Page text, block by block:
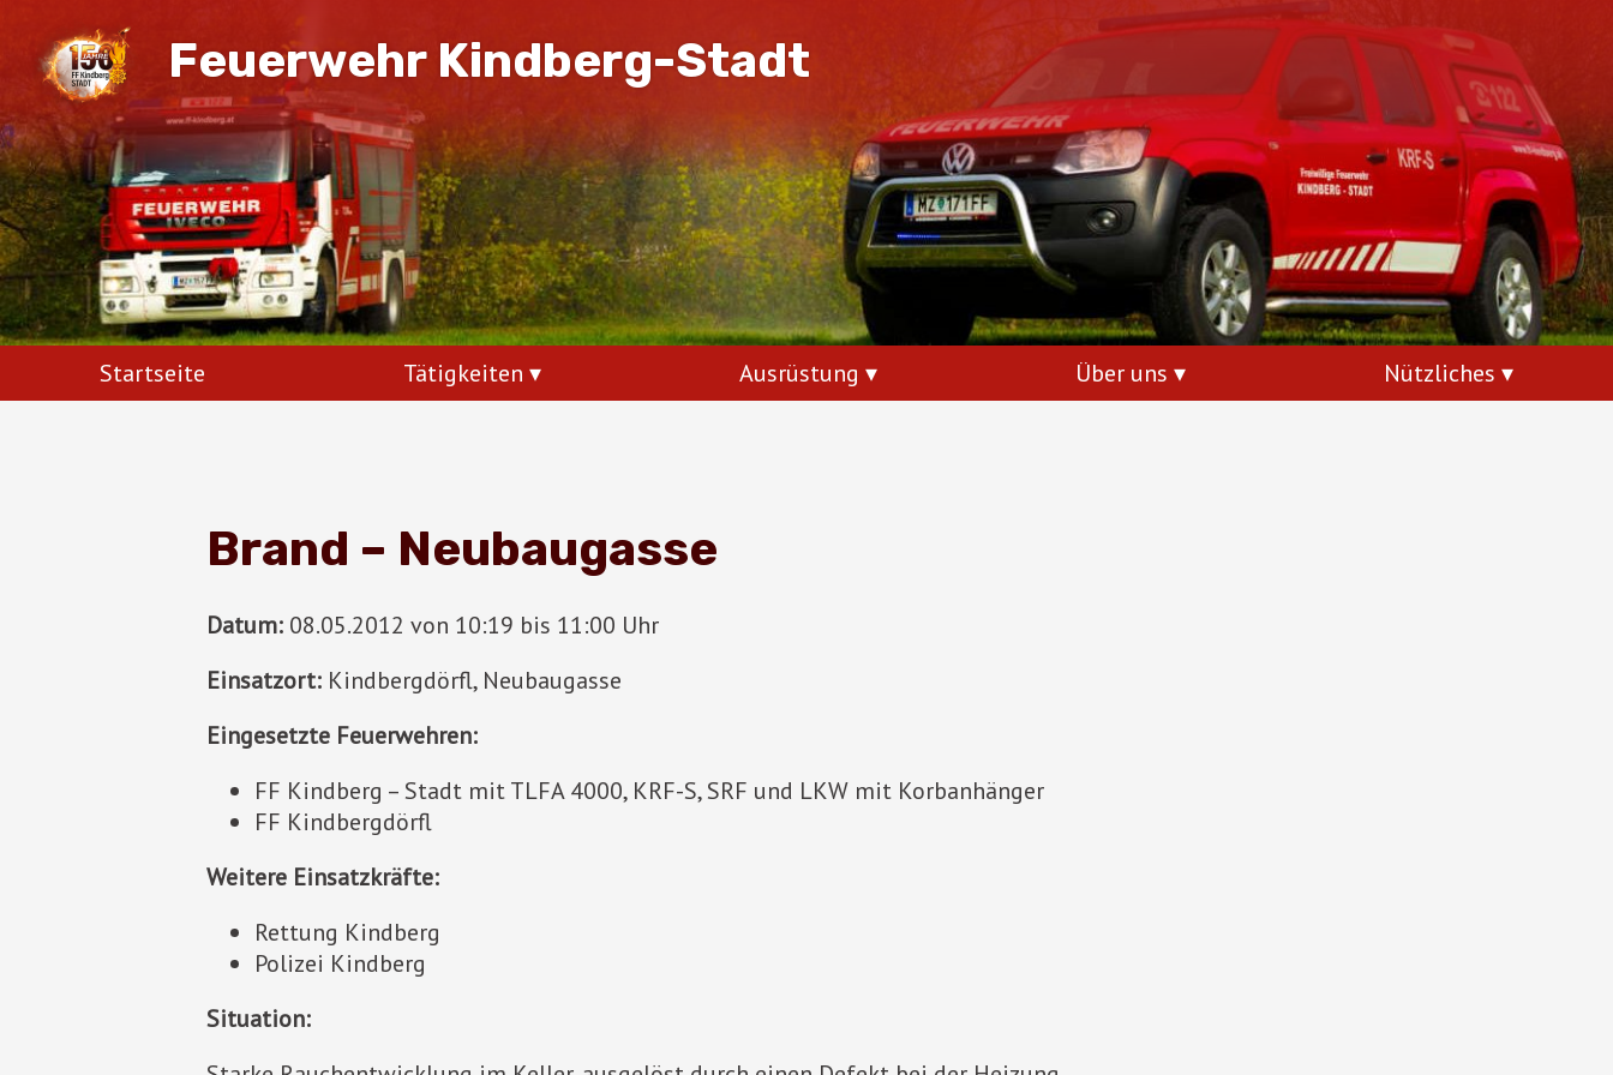
Feuerwehr Kindberg-Stadt
Startseite Tätigkeiten Ausrüstung Über uns Nützliches
Brand – Neubaugasse
Datum: 08.05.2012 von 10:19 bis 11:00 Uhr
Einsatzort: Kindbergdörfl, Neubaugasse
Eingesetzte Feuerwehren:
FF Kindberg – Stadt mit TLFA 4000, KRF-S, SRF und LKW mit Korbanhänger
FF Kindbergdörfl
Weitere Einsatzkräfte:
Rettung Kindberg
Polizei Kindberg
Situation: